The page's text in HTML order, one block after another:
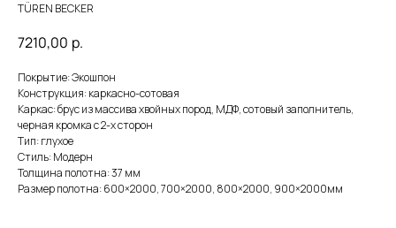
TÜREN BECKER
7210,00 р.
Покрытие: Экошпон
Конструкция: каркасно-сотовая
Каркас: брус из массива хвойных пород, МДФ, сотовый заполнитель,
черная кромка с 2-х сторон
Тип: глухое
Стиль: Модерн
Толщина полотна: 37 мм
Размер полотна: 600×2000, 700×2000, 800×2000, 900×2000мм